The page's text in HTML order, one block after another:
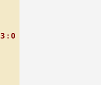
3 : 0